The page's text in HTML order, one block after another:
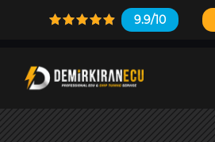
9.9/10